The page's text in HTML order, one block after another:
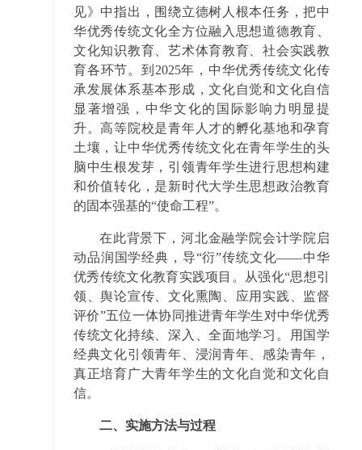
见》中指出，围绕立德树人根本任务，把中
华优秀传统文化全方位融入思想道德教育、
文化知识教育、艺术体育教育、社会实践教
育各环节。到2025年，中华优秀传统文化传
承发展体系基本形成，文化自觉和文化自信
显著增强，中华文化的国际影响力明显提
升。高等院校是青年人才的孵化基地和孕育
土壤，让中华优秀传统文化在青年学生的头
脑中生根发芽，引领青年学生进行思想构建
和价值转化，是新时代大学生思想政治教育
的固本强基的“使命工程”。
在此背景下，河北金融学院会计学院启
动品润国学经典，导“衍”传统文化——中华
优秀传统文化教育实践项目。从强化“思想引
领、舆论宣传、文化熏陶、应用实践、监督
评价”五位一体协同推进青年学生对中华优秀
传统文化持续、深入、全面地学习。用国学
经典文化引领青年、浸润青年、感染青年，
真正培育广大青年学生的文化自觉和文化自
信。
二、实施方法与过程